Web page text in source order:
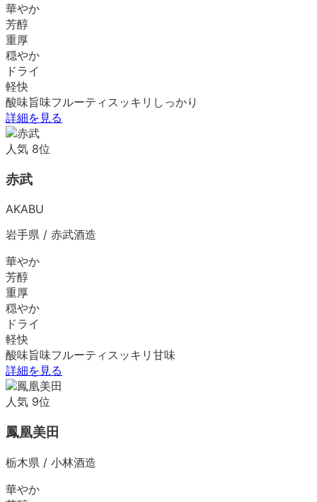
華やか
芳醇
重厚
穏やか
ドライ
軽快
酸味旨味フルーティ スッキリ しっかり
詳細を見る
人気 8位
赤武
AKABU
岩手県 / 赤武酒造
華やか
芳醇
重厚
穏やか
ドライ
軽快
酸味旨味フルーティ スッキリ 甘味
詳細を見る
人気 9位
鳳凰美田
栃木県 / 小林酒造
華やか